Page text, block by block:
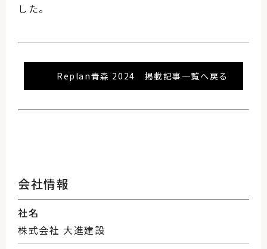
した。
Replan青森 2024 掲載記事一覧へ戻る
会社情報
社名
株式会社 大進建設